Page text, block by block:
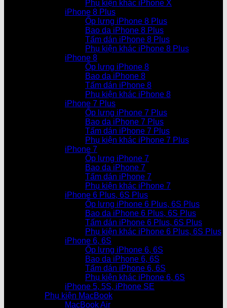
Phụ kiện khác iPhone X
iPhone 8 Plus
Ốp lưng iPhone 8 Plus
Bao da iPhone 8 Plus
Tấm dán iPhone 8 Plus
Phụ kiện khác iPhone 8 Plus
iPhone 8
Ốp lưng iPhone 8
Bao da iPhone 8
Tấm dán iPhone 8
Phụ kiện khác iPhone 8
iPhone 7 Plus
Ốp lưng iPhone 7 Plus
Bao da iPhone 7 Plus
Tấm dán iPhone 7 Plus
Phụ kiện khác iPhone 7 Plus
iPhone 7
Ốp lưng iPhone 7
Bao da iPhone 7
Tấm dán iPhone 7
Phụ kiện khác iPhone 7
iPhone 6 Plus, 6S Plus
Ốp lưng iPhone 6 Plus, 6S Plus
Bao da iPhone 6 Plus, 6S Plus
Tấm dán iPhone 6 Plus, 6S Plus
Phụ kiện khác iPhone 6 Plus, 6S Plus
iPhone 6, 6S
Ốp lưng iPhone 6, 6S
Bao da iPhone 6, 6S
Tấm dán iPhone 6, 6S
Phụ kiện khác iPhone 6, 6S
iPhone 5, 5S, iPhone SE
Phụ kiện MacBook
MacBook Air